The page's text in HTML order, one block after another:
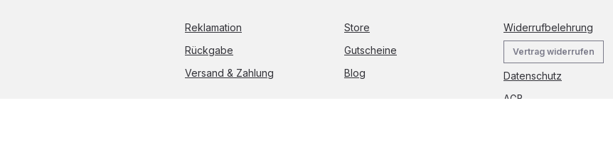
Reklamation
Rückgabe
Versand & Zahlung
Store
Gutscheine
Blog
Widerrufbelehrung
Vertrag widerrufen
Datenschutz
AGB